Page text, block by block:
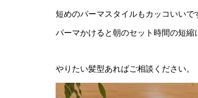
短めのパーマスタイルもカッコいいで
パーマかけると朝のセット時間の短縮
やりたい髪型あればご相談ください。